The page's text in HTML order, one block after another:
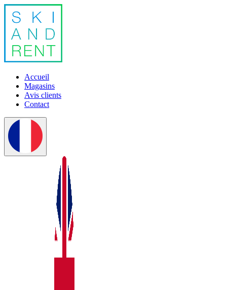
Accueil
Magasins
Avis clients
Contact